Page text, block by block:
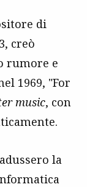
di
creò
rumore e
1969, "For
music, con
la